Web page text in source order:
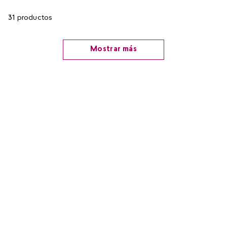
31 productos
Mostrar más